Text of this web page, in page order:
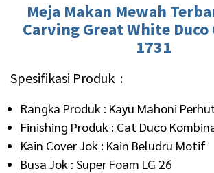
Meja Makan Mewah
Carving Great White Duco
1731
Spesifikasi Produk :
Rangka Produk : Kayu Mahoni
Finishing Produk : Cat Duco
Kain Cover Jok : Kain Beludru Motif
Busa Jok : Super Foam LG 26